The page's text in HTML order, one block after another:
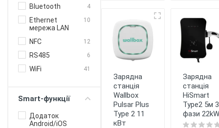
Bluetooth 4
Ethernet
мережа LAN
10
NFC 12
RS485 6
WiFi 41
Smart-функції
Додаток
Android/iOS
Зарядна
станція
Wallbox
Pulsar Plus
Type 2 11
кВт
Зарядна
станція
HiSmart
Type2 5м 3
фази 22kW